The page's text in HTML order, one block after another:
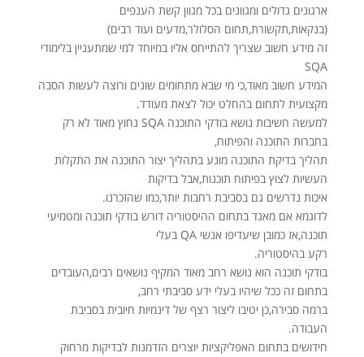
ארגונים גדולים ומגוונים בכל מגוון קשת הענפים
(בנקאות,תקשורת,תחום הסלולר,מדעים ועוד רבים)
זה מידע חשוב שצריך להתייחס אליו במיוחד למי שמתעניין בלימודי
SQA
המידע חשוב מאוד,כי מי שבא מתחומים שונים ורוצה לעשות הסבה
מקצועית לתחום בהחלט יכול לצאת מעודד.
למעשה חשיבות נושא בודקי התוכנה SQA נחוץ מאוד לא רק
בחברות התוכנה והפיתוח,
תהליך בדיקת התוכנה מונע בתהליך יצור התוכנה את התקלות
העשיות לצוץ בפיתוח תוכנות,אבל בדיקות
איכות נדרשים גם בסביבת רחבות יותר,כמו שהזכרנו.
לדוגמא אם מאגד בתחום ההיסטוריה דורש בודקי תוכנה ומטמיעי
תוכנה,אז כמובן שיעדיפו אנשי QA בעלי
רקע בהיסטוריה.
בודקי תוכנה הוא נושא רחב מאוד המקיף נושאים רבים,העובדים
בתחום זה ככל שיהיו בעלי ידע סביבתי רחב,
ברמה סבירה,כן יטיבו ליצור רצף של דינמיות חיובית בסביבת
העבודה.
חידושים בתחום האפליקציות יוצרים הזדמנות לבדיקות מרחוק